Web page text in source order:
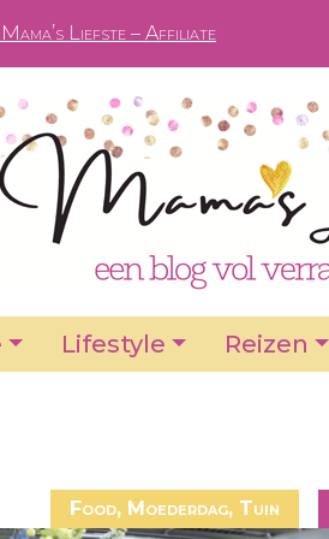
Liefste – Affiliate
Lifestyle Reizen
Food, Moederdag, Tuin